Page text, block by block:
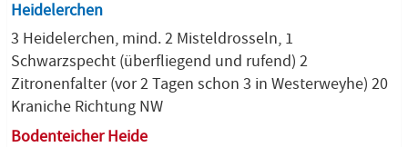
Heidelerchen
3 Heidelerchen, mind. 2 Misteldrosseln, 1
Schwarzspecht (überfliegend und rufend) 2
Zitronenfalter (vor 2 Tagen schon 3 in Westerweyhe) 20
Kraniche Richtung NW
Bodenteicher Heide